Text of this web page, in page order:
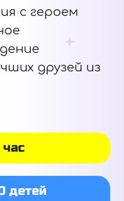
с героем
друзей из
час
детей